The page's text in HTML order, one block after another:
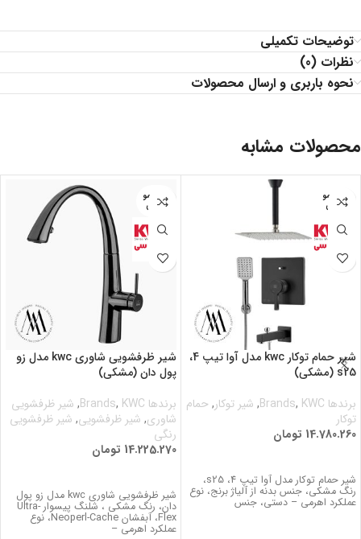
توضیحات تکمیلی
نظرات (0)
نحوه باربری و ارسال محصولات
محصولات مشابه
اتمام مو
جودی
شیر حمام توکار kwc مدل آوا تیپ 4،
s25 (مشکی)
برندها Brands
, KWC
, شیر توکار, حمام
توکار
14.780.260 تومان
شیر حمام توکار مدل آوا تیپ 4، s25،
رنگ مشکی، جنس بدنه از آلیاژ برنج، نوع
عملکرد اهرمی – دستی، جنس
اتمام مو
جودی
شیر ظرفشویی شاوری kwc مدل زو
پول دان (مشکی)
برندها Brands
, KWC
, شیر ظرفشویی
شاوری, شیر ظرفشویی, شیر ظرفشویی
رنگی
14.225.270 تومان
شیر ظرفشویی شاوری kwc مدل زو پول
دان، رنگ مشکی ، شلنگ پیسوار Ultra-
Flex، آبفشان Neoperl-Cache، نوع
عملکرد اهرمی –